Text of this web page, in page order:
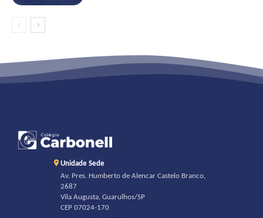
Unidade Sede
Av. Pres. Humberto de Alencar Castelo Branco,
2687
Vila Augusta, Guarulhos/SP
CEP 07024-170